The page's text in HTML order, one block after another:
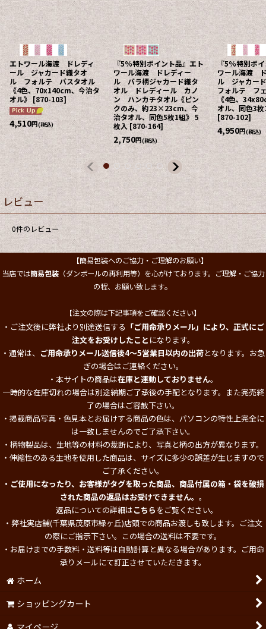
エトワール海渡 ドレディ
ール ジャカード織タオ
ル フォルテ バスタオル
《4色、70x140cm、今治タ
オル》[870-103]
4,510円(税込)
『5%特別ポイント品』エト
ワール海渡 ドレディー
ル バラ柄ジャカード織タ
オル ドレディール カノ
ン ハンカチタオル《ピン
クのみ、約23×23cm、今
治タオル、同色5枚1組》 5
枚入 [870-164]
2,750円(税込)
『5%特別ポ
ワール海渡
ル ジャカー
フォルテ フ
《4色、
オル、同色3
[870-102]
4,950円(税込)
レビュー
0件のレビュー
【簡易包装へのご協力・ご理解のお願い】
当店では簡易包装（ダンボールの再利用等）を心がけております。ご理解・ご協力
の程、お願い致します。
【注文の際は下記事項をご確認ください】
・ご注文後に弊社より別途送信する 「ご用命承りメール」により、正式にご
注文をお受けしたこと になります。
・通常は、 ご用命承りメール送信後4～5営業日以内の出荷となります。お急
ぎの場合はご連絡ください。
・本サイトの商品は在庫と連動しておりません。
一時的な在庫切れの場合は別途納期ご了承後の手配となります。また完売終
了の場合はご容赦下さい。
・掲載商品写真・色見本とお届けする商品の色は、パソコンの特性上完全に
は一致しませんのでご了承下さい。
・柄物製品は、生地等の材料の裁断により、写真と柄の出方が異なります。
・伸縮性のある生地を使用した商品は、サイズに多少の誤差が生じますので
ご了承ください。
・ご使用になったり、お客様がタグを取った商品、商品付属の箱・袋を破損
された商品の返品はお受けできません。 。
返品についての詳細はこちらをご覧ください。
・弊社実店舗(千葉県茂原市緑ヶ丘)店頭での商品お渡しも致します。ご注文
の際にご指示下さい。この場合の送料は不要です。
・お届けまでの手数料・送料等は自動計算と異なる場合があります。ご用命
承りメールにて訂正させていただきます。
ホーム
ショッピングカート
マイページ